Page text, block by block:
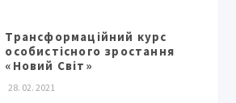
Трансформаційний курс
особистісного зростання
«Новий Світ»
28. 02. 2021